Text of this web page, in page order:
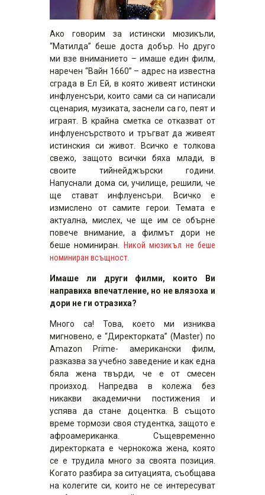
Ако говорим за истински мюзикъли,
“Матилда” беше доста добър. Но друго
ми взе вниманието – имаше един филм,
наречен “Вайн 1660” – адрес на известна
сграда в Ел Ей, в която живеят истински
инфлуенсъри, които сами са си написали
сценария, музиката, заснели са го, пеят и
играят. В крайна сметка се отказват от
инфлуенсърството и тръгват да живеят
истинския си живот. Всичко е толкова
свежо, защото всички бяха млади, в
своите тийнейджърски години.
Напуснали дома си, училище, решили, че
ще стават инфлуенсъри. Всичко е
измислено от самите герои. Темата е
актуална, мислех, че ще им се обърне
повече внимание, а филмът дори не
беше номиниран.
Никой мюзикъл не беше
номиниран всъщност.
Имаше ли други филми, които Ви
направиха впечатление, но не влязоха и
дори не ги отразиха?
Много са! Това, което ми изниква
мигновено, е “Директорката” (Master) по
Amazon Prime- американски филм,
разказва за учебно заведение и как една
бяла жена твърди, че е от смесен
произход. Напредва в колежа без
никакви академични постижения и
успява да стане доцентка. В същото
време тормози своя студентка, защото е
афроамериканка. Същевременно
директорката е чернокожа жена, която
се е трудила много за своята позиция.
Когато разбира за ситуацията, съобщава
на колегите си, които не се интересуват